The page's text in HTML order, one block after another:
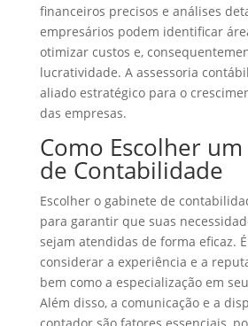
financeiros precisos e análises
empresários podem identificar
otimizar custos e,
lucratividade. A assessoria
aliado estratégico para o
das empresas.
Como Escolher
de Contabilidade
Escolher o gabinete de
para garantir que suas
sejam atendidas de forma eficaz.
considerar a experiência e a
bem como a especialização em
Além disso, a comunicação e a